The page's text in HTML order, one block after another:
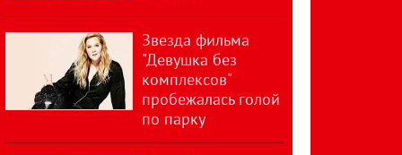
Звезда фильма
"Девушка без
комплексов"
пробежалась голой
по парку